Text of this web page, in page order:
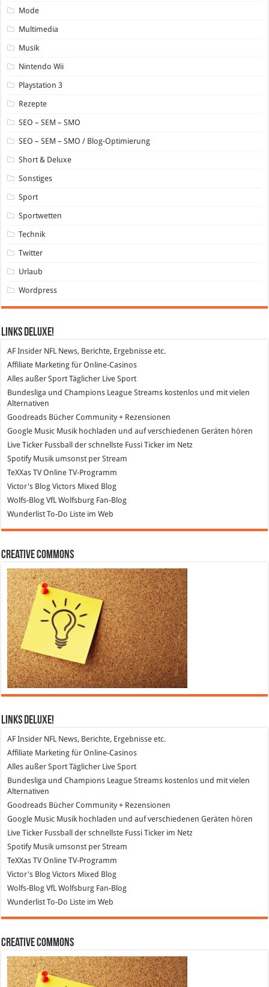
Mode
Multimedia
Musik
Nintendo Wii
Playstation 3
Rezepte
SEO – SEM – SMO
SEO – SEM – SMO / Blog-Optimierung
Short & Deluxe
Sonstiges
Sport
Sportwetten
Technik
Twitter
Urlaub
Wordpress
Links DeLuXe!
AF Insider NFL News, Berichte, Ergebnisse etc.
Affiliate Marketing für Online-Casinos
Alles außer Sport Täglicher Live Sport
Bundesliga und Champions League Streams kostenlos und mit vielen
Alternativen
Goodreads Bücher Community + Rezensionen
Google Music Musik hochladen und auf verschiedenen Geräten hören
Live Ticker Fussball der schnellste Fussi Ticker im Netz
SpotifyMusik umsonst per Stream
TeXXas TVOnline TV-Programm
Victor's Blog Victors Mixed Blog
Wolfs-Blog VfL Wolfsburg Fan-Blog
Wunderlist To-Do Liste im Web
Creative Commons
Links DeLuXe!
AF Insider NFL News, Berichte, Ergebnisse etc.
Affiliate Marketing für Online-Casinos
Alles außer SportTäglicher Live Sport
Bundesliga und Champions League Streams kostenlos und mit vielen
Alternativen
Goodreads Bücher Community + Rezensionen
Google Music Musik hochladen und auf verschiedenen Geräten hören
Live Ticker Fussball
der schnellste Fussi Ticker im Netz
SpotifyMusik umsonst per Stream
TeXXas TVOnline TV-Programm
Victor's Blog Victors Mixed Blog
Wolfs-Blog VfL Wolfsburg Fan-Blog
WunderlistTo-Do Liste im Web
Creative Commons